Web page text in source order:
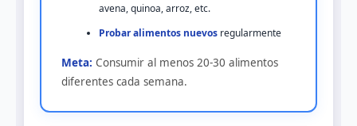
avena, quinoa, arroz, etc.
Probar alimentos nuevos regularmente
Meta: Consumir al menos 20-30 alimentos
diferentes cada semana.